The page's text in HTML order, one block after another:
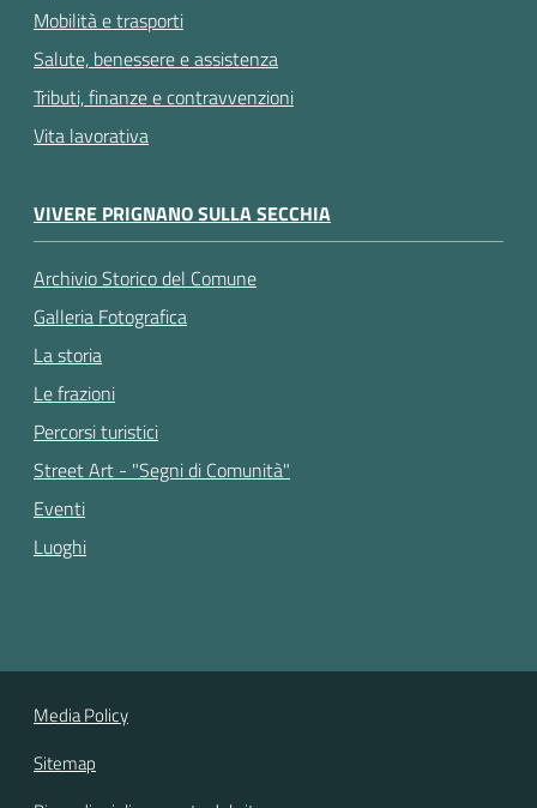
Mobilità e trasporti
Salute, benessere e assistenza
Tributi, finanze e contravvenzioni
Vita lavorativa
VIVERE PRIGNANO SULLA SECCHIA
Archivio Storico del Comune
Galleria Fotografica
La storia
Le frazioni
Percorsi turistici
Street Art - "Segni di Comunità"
Eventi
Luoghi
Media Policy
Sitemap